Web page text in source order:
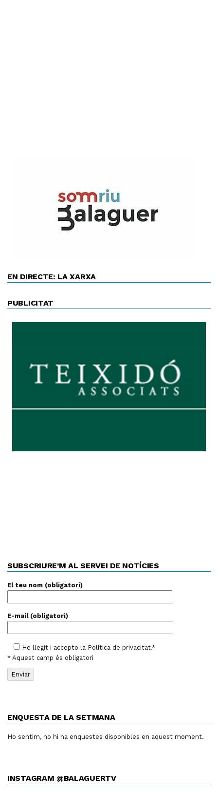
EN DIRECTE: LA XARXA
PUBLICITAT
SUBSCRIURE’M AL SERVEI DE NOTÍCIES
El teu nom (obligatori)
E-mail (obligatori)
He llegit i accepto la Política de privacitat.*
* Aquest camp és obligatori
ENQUESTA DE LA SETMANA
Ho sentim, no hi ha enquestes disponibles en aquest moment.
INSTAGRAM @BALAGUERTV